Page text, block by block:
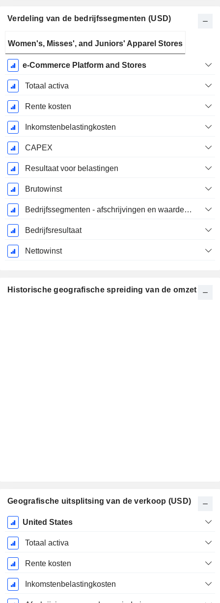
Verdeling van de bedrijfssegmenten (USD)
boekjaar:
Januari
Women's, Misses', and Juniors' Apparel Stores
e-Commerce Platform and Stores
Totaal activa
Rente kosten
Inkomstenbelastingkosten
CAPEX
Resultaat voor belastingen
Brutowinst
Bedrijfssegmenten - afschrijvingen en waardeverminderingen
Bedrijfsresultaat
Nettowinst
Historische geografische spreiding van de omzet
Geografische uitsplitsing van de verkoop (USD)
Start
boekjaar:
Januari
United States
Totaal activa
Rente kosten
Inkomstenbelastingkosten